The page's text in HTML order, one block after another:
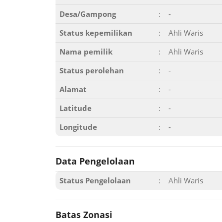
Desa/Gampong
:
-
Status kepemilikan
:
Ahli Waris
Nama pemilik
:
Ahli Waris
Status perolehan
:
-
Alamat
:
-
Latitude
:
-
Longitude
: -
Data Pengelolaan
Status Pengelolaan : Ahli Waris
Batas Zonasi